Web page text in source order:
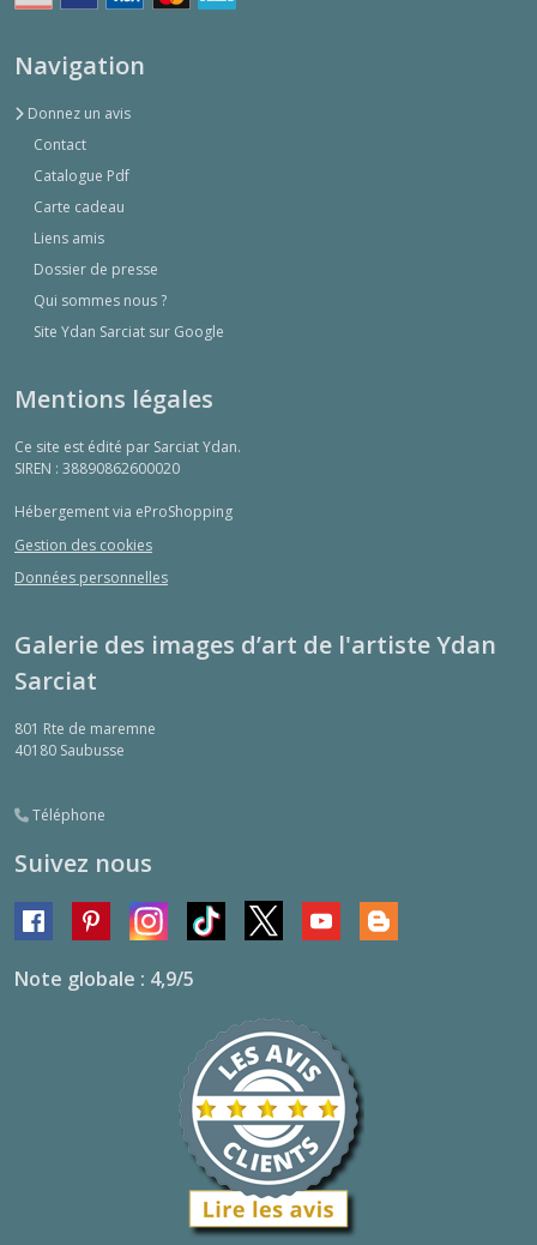
Navigation
Donnez un avis
Contact
Catalogue Pdf
Carte cadeau
Liens amis
Dossier de presse
Qui sommes nous ?
Site Ydan Sarciat sur Google
Mentions légales
Ce site est édité par Sarciat Ydan.
SIREN : 38890862600020
Hébergement via eProShopping
Gestion des cookies
Données personnelles
Galerie des images d’art de l'artiste Ydan
Sarciat
801 Rte de maremne
40180 Saubusse
Téléphone
Suivez nous
Note globale : 4,9/5